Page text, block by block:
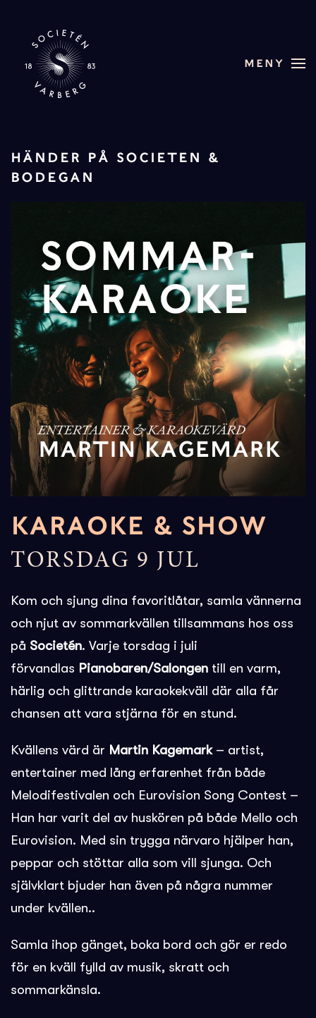
Skip to main content
MENY
HÄNDER PÅ SOCIETEN &
BODEGAN
KARAOKE & SHOW
TORSDAG 9 JUL
Kom och sjung dina favoritlåtar, samla vännerna
och njut av sommarkvällen tillsammans hos oss
på Societén. Varje torsdag i juli
förvandlas Pianobaren/Salongen till en varm,
härlig och glittrande karaokekväll där alla får
chansen att vara stjärna för en stund.
Kvällens värd är Martin Kagemark– artist,
entertainer med lång erfarenhet från både
Melodifestivalen och Eurovision Song Contest –
Han har varit del av huskören på både Mello och
Eurovision. Med sin trygga närvaro hjälper han,
peppar och stöttar alla som vill sjunga. Och
självklart bjuder han även på några nummer
under kvällen..
Samla ihop gänget, boka bord och gör er redo
för en kväll fylld av musik, skratt och
sommarkänsla.